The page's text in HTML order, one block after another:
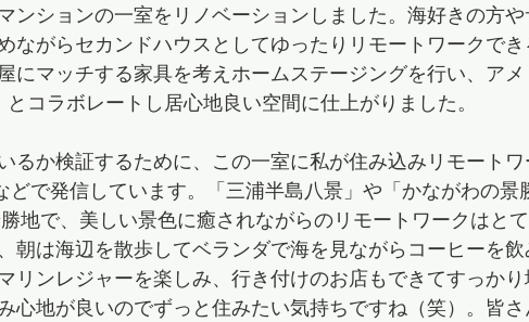
ンションの一室をリノベーションしました。海好きの方
ながらセカンドハウスとしてゆったりリモートワークで
にマッチする家具を考えホームステージングを行い、アメ
とコラボレートし居心地良い空間に仕上がりました。
るか検証するために、この一室に私が住み込みリモート
どで発信しています。「三浦半島八景」や「かながわの景
地で、美しい景色に癒されながらのリモートワークはと
朝は海辺を散歩してベランダで海を見ながらコーヒーを
リンレジャーを楽しみ、行き付けのお店もできてすっか
心地が良いのでずっと住みたい気持ちですね（笑）。皆さ